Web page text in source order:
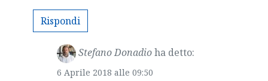
Rispondi
Stefano Donadioha detto:
6 Aprile 2018 alle 09:50